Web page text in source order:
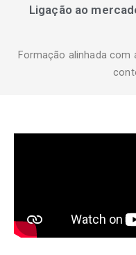
Ligação ao
Formação alinhada com